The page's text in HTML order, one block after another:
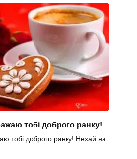
тобі доброго ранку!
тобі доброго ранку! Нехай на